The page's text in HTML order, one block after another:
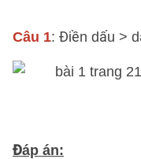
Câu 1: Điền dấu >
Đáp án: